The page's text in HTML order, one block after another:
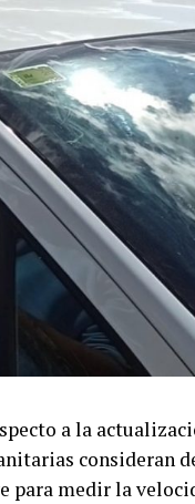
a la
consideran
para medir la